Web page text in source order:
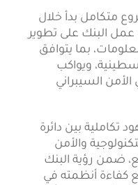
متكامل بدأ خلال
من عام 2025، حيث عمل البنك على تطوير
بما يتوافق
ويواكب
السيبراني
تكاملية بين دائرة
والأمن
ضمن رؤية البنك
كفاءة أنظمته في